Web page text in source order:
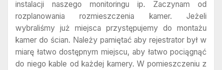
instalacji naszego monitoringu ip. Zaczynam od
rozplanowania rozmieszczenia kamer. Jeżeli
wybraliśmy już miejsca przystępujemy do montażu
kamer do ścian. Należy pamiętać aby rejestrator był w
miarę łatwo dostępnym miejscu, aby łatwo pociągnąć
do niego kable od każdej kamery. W pomieszczeniu z